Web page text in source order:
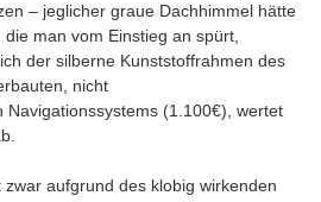
– jeglicher graue Dachhimmel hätte
man vom Einstieg an spürt,
der silberne Kunststoffrahmen des
nicht
Navigationssystems (1.100€), wertet
aufgrund des klobig wirkenden